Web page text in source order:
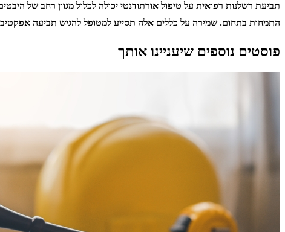
תביעת רשלנות רפואית על טיפול אורתודנטי יכולה לכלול מגוון רחב של
התמחות בתחום. שמירה על כללים אלה תסייע למטופל להגיש תביעה
פוסטים נוספים שיעניינו אותך